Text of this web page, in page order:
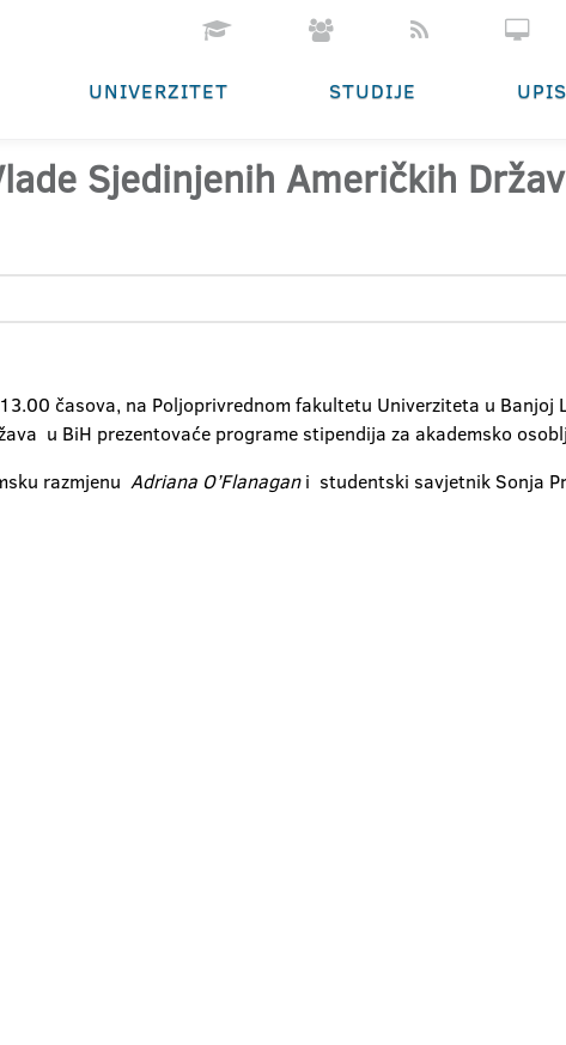
UNIVERZITET STUDIJE UPIS
Sjedinjenih Američkih
časova, na Poljoprivrednom fakultetu Univerziteta u Banjoj
u BiH prezentovaće programe stipendija za akademsko
razmjenu Adriana O’Flanagani studentski savjetnik Sonja